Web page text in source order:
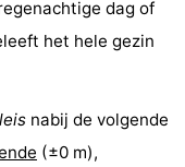
dag of
het hele gezin
nabij de volgende
(±0 m),